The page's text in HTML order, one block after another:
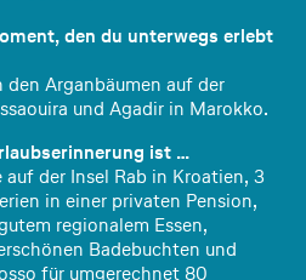
den du unterwegs erlebt
Arganbäumen auf der
und Agadir in Marokko.
ist …
auf der Insel Rab in Kroatien, 3
in einer privaten Pension,
regionalem Essen,
Badebuchten und
für umgerechnet 80